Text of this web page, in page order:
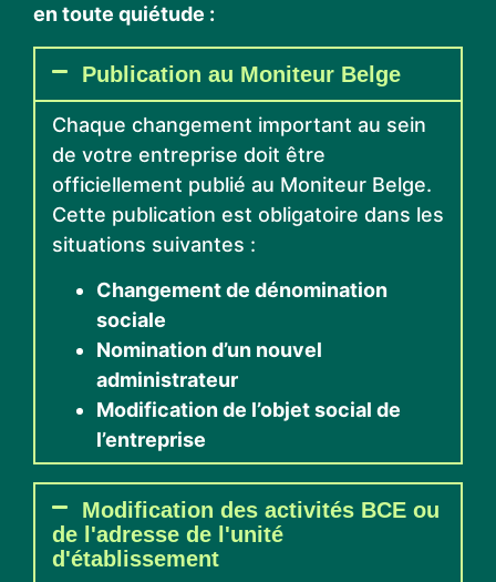
en toute quiétude :
Publication au Moniteur Belge
Chaque changement important au sein
de votre entreprise doit être
officiellement publié au Moniteur Belge.
Cette publication est obligatoire dans les
situations suivantes :
Changement de dénomination
sociale
Nomination d’un nouvel
administrateur
Modification de l’objet social de
l’entreprise
Modification des activités BCE ou
de l'adresse de l'unité
d'établissement